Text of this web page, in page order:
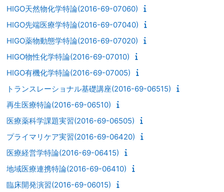
HIGO天然物化学特論(2016-69-07060)
HIGO先端医療学特論(2016-69-07040)
HIGO薬物動態学特論(2016-69-07020)
HIGO物性化学特論(2016-69-07010)
HIGO有機化学特論(2016-69-07005)
トランスレーショナル基礎講座(2016-69-06515)
再生医療特論(2016-69-06510)
医療薬科学課題実習(2016-69-06505)
プライマリケア実習(2016-69-06420)
医療経営学特論(2016-69-06415)
地域医療連携特論(2016-69-06410)
臨床開発演習(2016-69-06015)